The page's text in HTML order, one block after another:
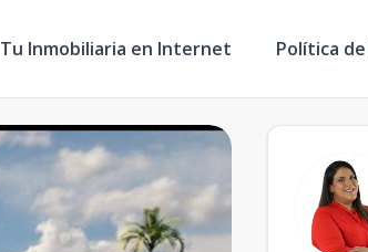
Tu Inmobiliaria en Internet Política